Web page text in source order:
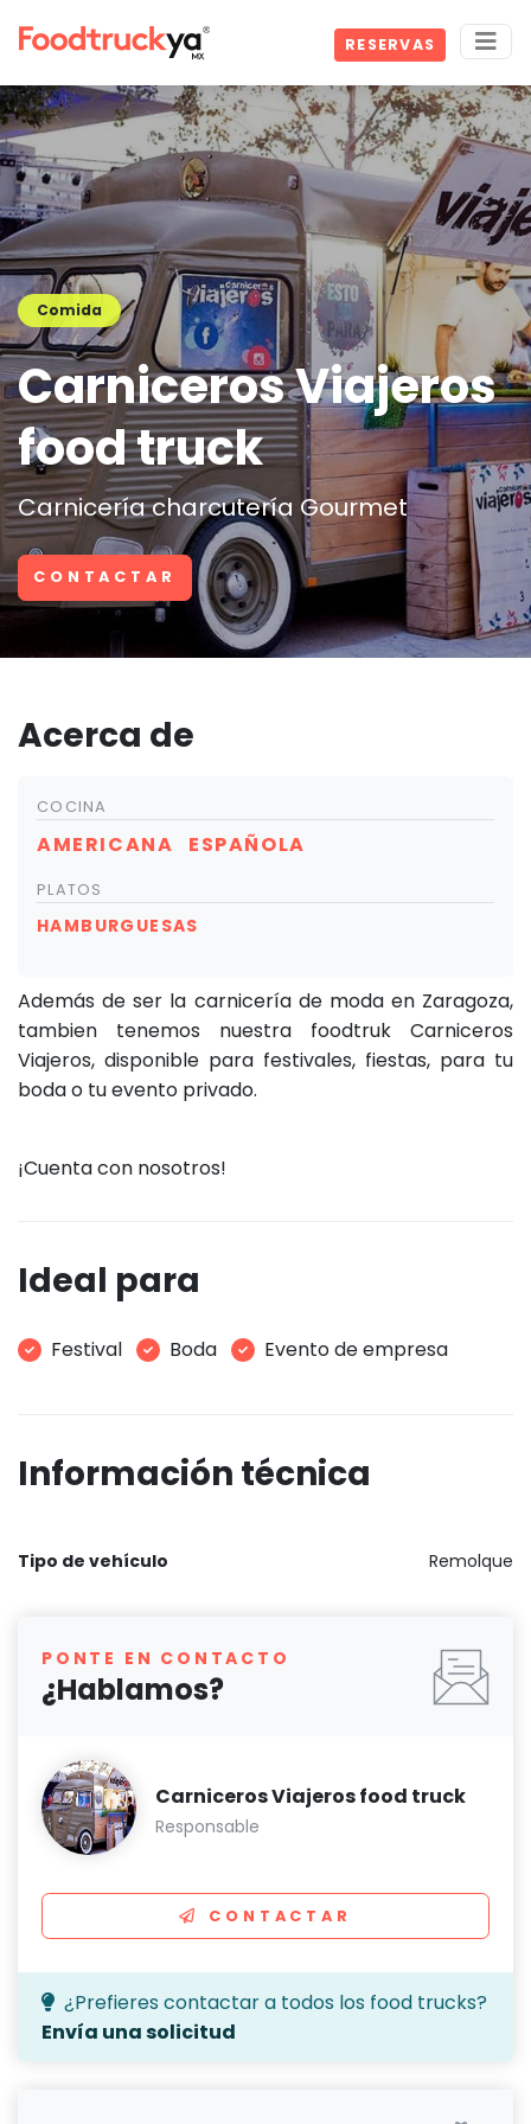
RESERVAS
Comida
Carniceros Viajeros
food truck
Carnicería charcutería Gourmet
CONTACTAR
Acerca de
COCINA
AMERICANA ESPAÑOLA
PLATOS
HAMBURGUESAS
Además de ser la carnicería de moda en Zaragoza,
tambien tenemos nuestra foodtruk Carniceros
Viajeros, disponible para festivales, fiestas, para tu
boda o tu evento privado.
¡Cuenta con nosotros!
Ideal para
Festival Boda Evento de empresa
Información técnica
Tipo de vehículo Remolque
PONTE EN CONTACTO
¿Hablamos?
Carniceros Viajeros food truck
Responsable
CONTACTAR
¿Prefieres contactar a todos los food trucks?
Envía una solicitud